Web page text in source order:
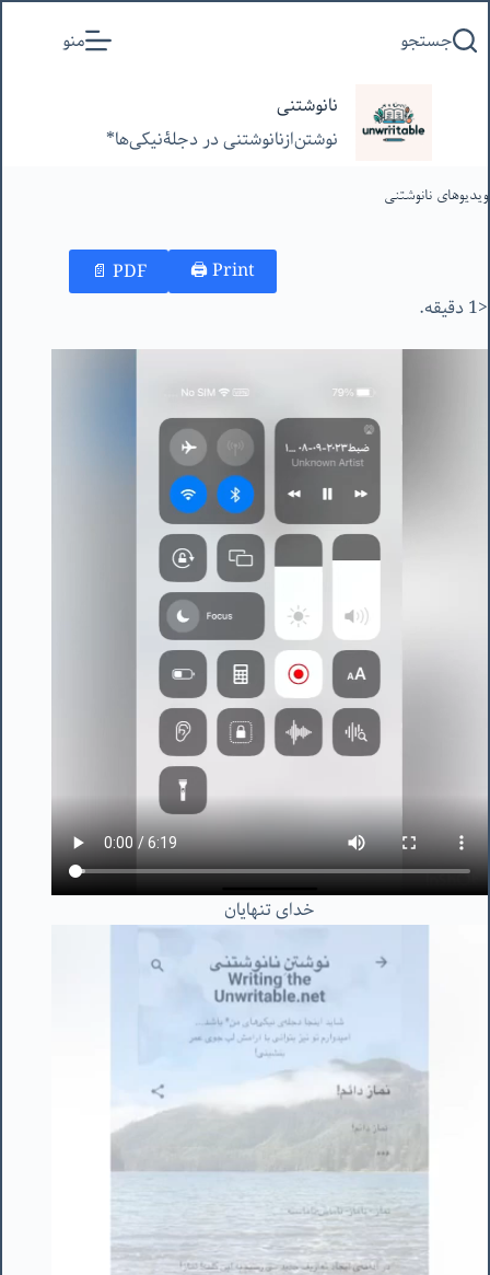
به
جستجو منو
نانوشتنی
نوشتن‌از‌نانوشتنی‌ در‌ دجلۀنیکی‌ها*
ویدیوهای نانوشتنی
Print 🖨
PDF 📄
<1 دقیقه.
خدای تنهایان